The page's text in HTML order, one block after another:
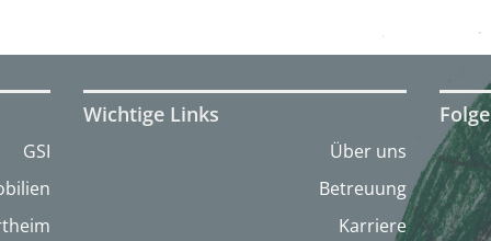
GSI
Wichtige Links
Über uns
Betreuung
Karriere